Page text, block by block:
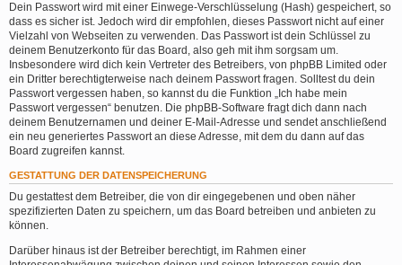
Dein Passwort wird mit einer Einwege-Verschlüsselung (Hash) gespeichert, so
dass es sicher ist. Jedoch wird dir empfohlen, dieses Passwort nicht auf einer
Vielzahl von Webseiten zu verwenden. Das Passwort ist dein Schlüssel zu
deinem Benutzerkonto für das Board, also geh mit ihm sorgsam um.
Insbesondere wird dich kein Vertreter des Betreibers, von phpBB Limited oder
ein Dritter berechtigterweise nach deinem Passwort fragen. Solltest du dein
Passwort vergessen haben, so kannst du die Funktion „Ich habe mein
Passwort vergessen“ benutzen. Die phpBB-Software fragt dich dann nach
deinem Benutzernamen und deiner E-Mail-Adresse und sendet anschließend
ein neu generiertes Passwort an diese Adresse, mit dem du dann auf das
Board zugreifen kannst.
GESTATTUNG DER DATENSPEICHERUNG
Du gestattest dem Betreiber, die von dir eingegebenen und oben näher
spezifizierten Daten zu speichern, um das Board betreiben und anbieten zu
können.
Darüber hinaus ist der Betreiber berechtigt, im Rahmen einer